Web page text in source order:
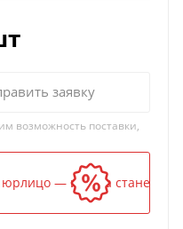
заявку
возможность поставки,
юрлицо — и цена станет